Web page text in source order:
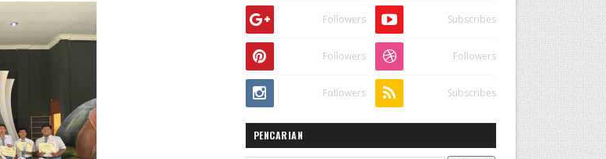
Followers Subscribes
Followers Followers
Followers Subscribes
PENCARIAN